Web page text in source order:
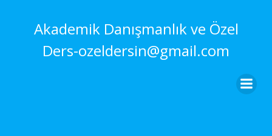
Akademik Danışmanlık ve Özel
Ders-ozeldersin@gmail.com